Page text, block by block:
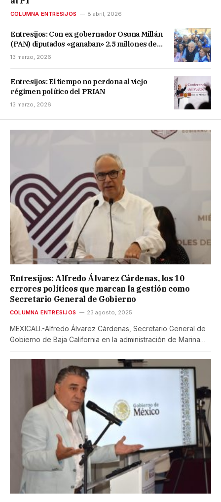
COLUMNA ENTRESIJOS 8 abril, 2026
Entresijos: Con ex gobernador Osuna Millán
(PAN) diputados «ganaban» 2.5 millones de
pesos al mes
13 marzo, 2026
Entresijos: El tiempo no perdona al viejo
régimen político del PRIAN
13 marzo, 2026
Entresijos: Alfredo Álvarez Cárdenas, los 10
errores políticos que marcan la gestión como
Secretario General de Gobierno
COLUMNA ENTRESIJOS 23 agosto, 2025
MEXICALI.-Alfredo Álvarez Cárdenas, Secretario General de
Gobierno de Baja California en la administración de Marina…